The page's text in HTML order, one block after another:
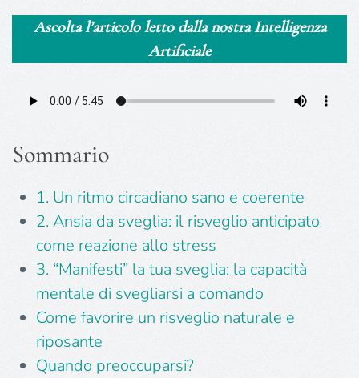
Ascolta l’articolo letto dalla nostra Intelligenza
Artificiale
Sommario
1. Un ritmo circadiano sano e coerente
2. Ansia da sveglia: il risveglio anticipato
come reazione allo stress
3. “Manifesti” la tua sveglia: la capacità
mentale di svegliarsi a comando
Come favorire un risveglio naturale e
riposante
Quando preoccuparsi?